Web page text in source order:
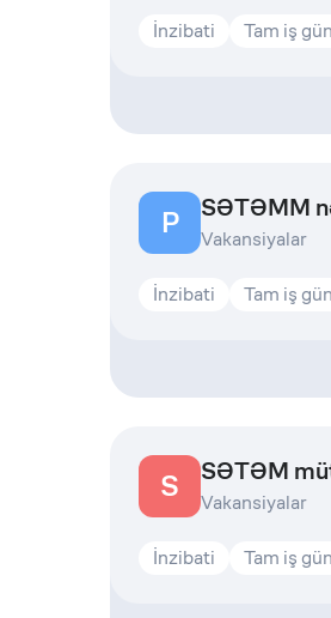
İnzibati Tam iş
P SƏTƏMM
Vakansiyalar
İnzibati Tam iş
S SƏTƏM
Vakansiyalar
İnzibati Tam iş